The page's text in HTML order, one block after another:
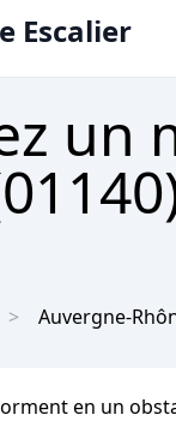
Escalier
un
Auvergne-
en un